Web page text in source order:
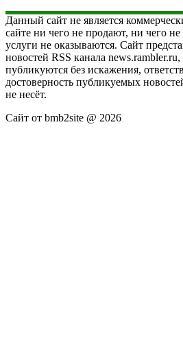
Данный сайт не является
сайте ни чего не продают, ни чего
услуги не оказываются. Сайт
новостей RSS канала
публикуются без искажения,
достоверность публикуемых
не несёт.
Сайт от bmb2site @ 2026